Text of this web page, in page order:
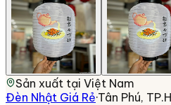
Sản xuất tại Việt Nam
Đèn Nhật Giá Rẻ·Tân Phú,